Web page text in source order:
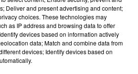
Deliver and present advertising and content;
choices. These technologies may
as IP address and browsing data to offer
devices based on information actively
data; Match and combine data from
devices; Identify devices based on